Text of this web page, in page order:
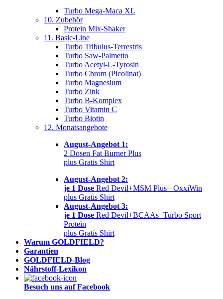
Turbo Mega-Maca XL
10. Zubehör
Protein Mix-Shaker
11. Basic-Line
Turbo Tribulus-Terrestris
Turbo Saw-Palmetto
Turbo Acetyl-L-Tyrosin
Turbo Chrom (Picolinat)
Turbo Magnesium
Turbo Zink
Turbo B-Komplex
Turbo Vitamin C
Turbo Biotin
12. Monatsangebote
August-Angebot 1:
2 Dosen Fat Burner Plus
plus Gratis Shirt
August-Angebot 2:
je 1 Dose Red Devil+MSM Plus+ OxxiWin
plus Gratis Shirt
August-Angebot 3:
je 1 Dose Red Devil+BCAAs+Turbo Sport
Protein
plus Gratis Shirt
Warum GOLDFIELD?
Garantien
GOLDFIELD-Blog
Nährstoff-Lexikon
Besuch uns auf Facebook